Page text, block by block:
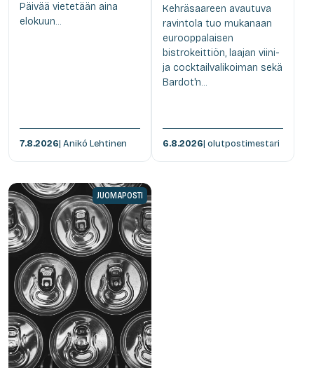
Päivää vietetään aina
elokuun...
7.8.2026| Anikó Lehtinen
Kehräsaareen avautuva
ravintola tuo mukanaan
eurooppalaisen
bistrokeittiön, laajan viini-
ja cocktailvalikoiman sekä
Bardot'n...
6.8.2026| olutpostimestari
JUOMAPOSTI